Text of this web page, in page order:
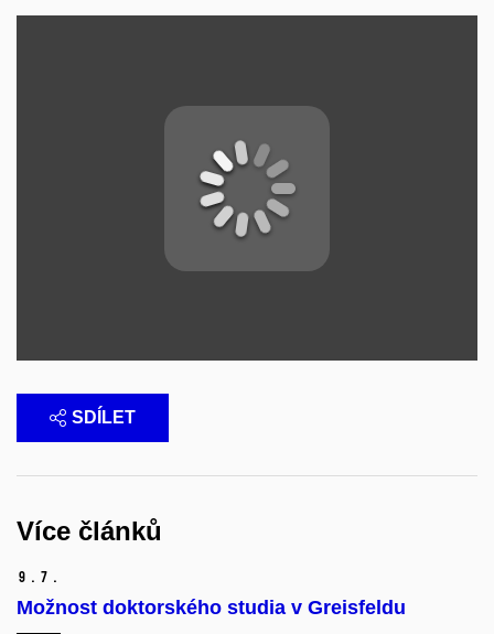
SDÍLET
Více článků
9. 7.
Možnost doktorského studia v Greisfeldu